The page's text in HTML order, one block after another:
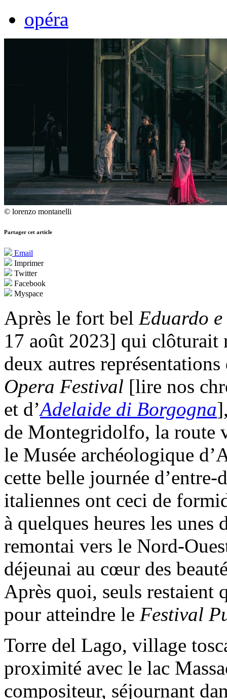
opéra
© lorenzo montanelli
Partager cet article
Email
Imprimer
Twitter
Facebook
Myspace
Après le fort bel Eduardo
17 août 2023] qui clôturait
deux autres
Opera Festival [lire nos
et d’Adelaide di Borgogna
de Montegridolfo, la route
le Musée archéologique
cette belle journée
italiennes ont ceci de
à quelques heures les unes
remontai vers le Nord-
déjeunai au cœur des
Après quoi, seuls restaient
pour atteindre le Festival
Torre del Lago, village
proximité avec le lac
compositeur, séjournant